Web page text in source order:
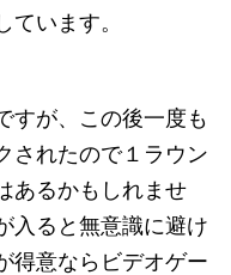
います。
すが、この後一度も
されたので１ラウン
あるかもしれませ
入ると無意識に避け
得意ならビデオゲー